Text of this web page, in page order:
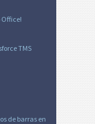
Office!
TMS
de barras en